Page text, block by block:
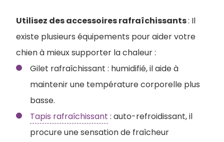
Utilisez des accessoires rafraîchissants: Il
existe plusieurs équipements pour aider votre
chien à mieux supporter la chaleur :
Gilet rafraîchissant : humidifié, il aide à
maintenir une température corporelle plus
basse.
Tapis rafraîchissant : auto-refroidissant, il
procure une sensation de fraîcheur